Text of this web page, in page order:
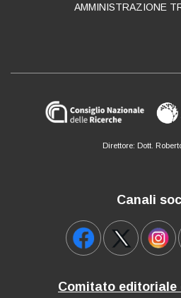
AMMINISTRAZIONE
Direttore: Dott.
Canali
Comitato editoriale